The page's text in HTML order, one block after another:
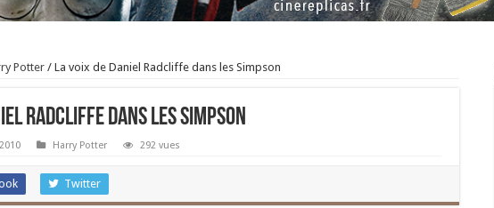
Potter / La voix de Daniel Radcliffe dans les Simpson
Radcliffe dans les Simpson
Harry Potter 292 vues
Twitter